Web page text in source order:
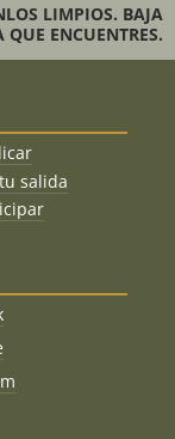
LIMPIOS. BAJA
ENCUENTRES.
salida